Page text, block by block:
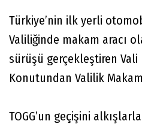
Türkiye’nin ilk yerli
Valiliğinde makam aracı
sürüşü gerçekleştiren Vali
Konutundan Valilik
TOGG’un geçişini